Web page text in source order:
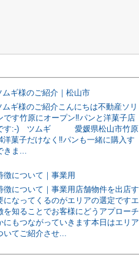
ギ様のご紹介｜松山市
ギ様のご紹介こんにちは不動産ソリ
です竹原にオープン‼パンと洋菓子店
す:-) ツムギ 愛媛県松山市竹原
洋菓子だけなく‼パンも一緒に購入す
きま...
徴について｜事業用
徴について｜事業用店舗物件を出店す
になってくるのがエリアの選定ですエ
を知ることでお客様にどうアプローチ
にもつながっていきます本日はエリア
いてご紹介させ...